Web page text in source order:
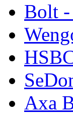
Bolt
Axa